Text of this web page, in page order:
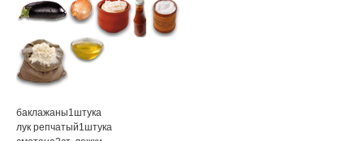
баклажаны1штука
лук репчатый1штука